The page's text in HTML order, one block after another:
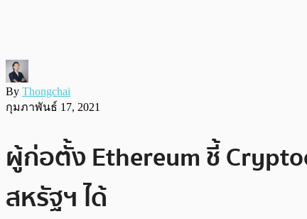
By Thongchai
กุมภาพันธ์ 17, 2021
ผู้ก่อตั้ง Ethereum ชี้
สหรัฐฯ ได้